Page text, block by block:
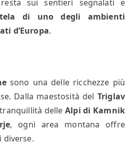
sui sentieri segnalati e
di uno degli ambienti
d’Europa.
sono una delle ricchezze più
Dalla maestosità del Triglav
delleAlpi di Kamnik
, ogni area montana offre
diverse.